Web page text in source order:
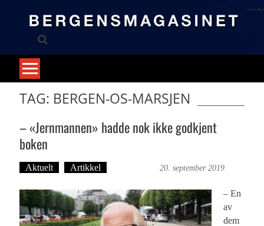
TAG: BERGEN-OS-MARSJEN
– «Jernmannen» hadde nok ikke godkjent
boken
Aktuelt Artikkel 20. september 2019
– En
av
dem